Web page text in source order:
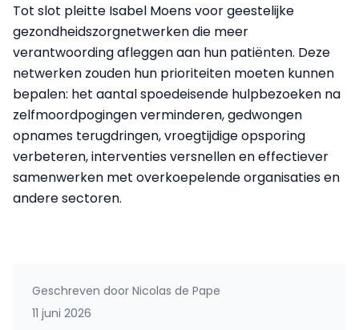
Tot slot pleitte Isabel Moens voor geestelijke
gezondheidszorgnetwerken die meer
verantwoording afleggen aan hun patiënten. Deze
netwerken zouden hun prioriteiten moeten kunnen
bepalen: het aantal spoedeisende hulpbezoeken na
zelfmoordpogingen verminderen, gedwongen
opnames terugdringen, vroegtijdige opsporing
verbeteren, interventies versnellen en effectiever
samenwerken met overkoepelende organisaties en
andere sectoren.
Geschreven door Nicolas de Pape
11 juni 2026